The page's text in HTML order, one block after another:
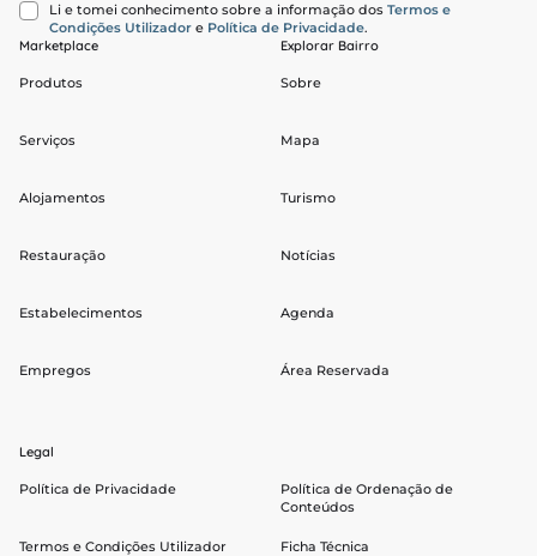
Li e tomei conhecimento sobre a informação dos Termos e
Condições Utilizador e Política de Privacidade.
Marketplace
Produtos
Serviços
Alojamentos
Restauração
Estabelecimentos
Empregos
Explorar Bairro
Sobre
Mapa
Turismo
Notícias
Agenda
Área Reservada
Legal
Política de Privacidade
Termos e Condições Utilizador
Política de Ordenação de
Conteúdos
Ficha Técnica